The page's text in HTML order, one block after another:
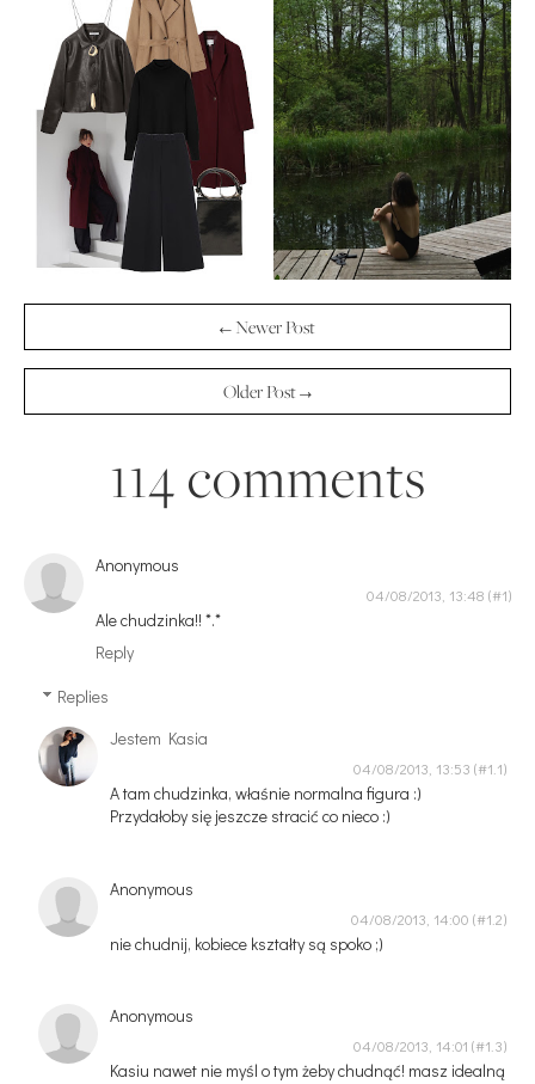
← Newer Post
Older Post →
114 comments
Anonymous
04/08/2013, 13:48
Ale chudzinka!! *.*
Reply
Replies
Jestem Kasia
04/08/2013, 13:53
A tam chudzinka, właśnie normalna figura :)
Przydałoby się jeszcze stracić co nieco :)
Anonymous
04/08/2013, 14:00
nie chudnij, kobiece kształty są spoko ;)
Anonymous
04/08/2013, 14:01
Kasiu nawet nie myśl o tym żeby chudnąć! masz idealną